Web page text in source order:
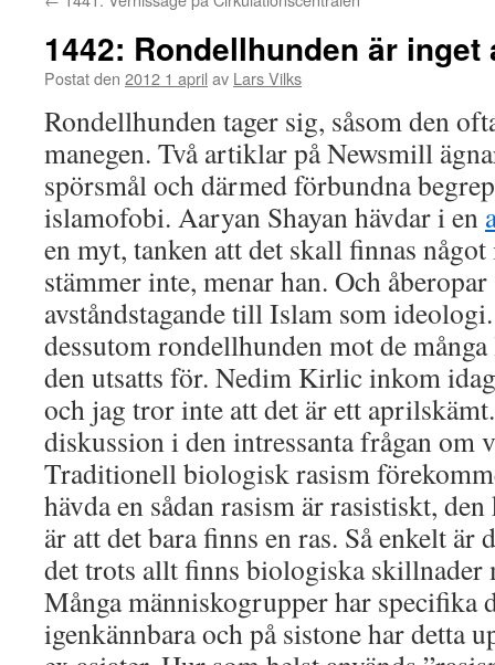
1442: Rondellhunden är
Postat den 2012 1 april av Lars Vilks
Rondellhunden tager sig, såsom den
manegen. Två artiklar på Newsmill
spörsmål och därmed förbundna
islamofobi. Aaryan Shayan hävdar i en
en myt, tanken att det skall finnas
stämmer inte, menar han. Och
avståndstagande till Islam som
dessutom rondellhunden mot de
den utsatts för. Nedim Kirlic inkom
och jag tror inte att det är ett
diskussion i den intressanta frågan om
Traditionell biologisk rasism
hävda en sådan rasism är rasistiskt,
är att det bara finns en ras. Så enkelt är
det trots allt finns biologiska skillnader
Många människogrupper har specifika
igenkännbara och på sistone har detta